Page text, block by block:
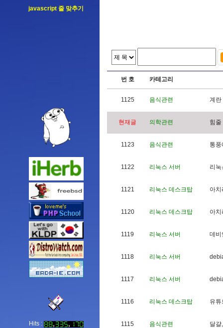
javascript 줄 맞추기
Hits :
번 호 카테고리
1125 음식관련 계 란
현재글 의학관련 힘 줄
1123 음식관련 통풍
1122 리눅스 서버 리 눅
1121 리눅스 데스크탑 아치
1120 리눅스 데스크탑 아치
1119 리눅스 서버 데 비
1118 리눅스 서버 debi
1117 리눅스 서버 debi
1116 리눅스 데스크탑 유튜
1115 음식관련 달걀,